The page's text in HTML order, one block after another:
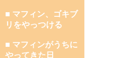
■ マフィン、ゴキブ
リをやっつける
■ マフィンがうちに
やってきた日